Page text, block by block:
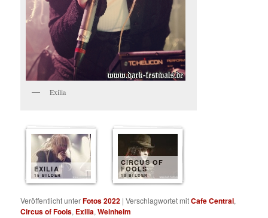
Exilia
EXILIA
15 BILDER
CIRCUS OF
FOOLS
10 BILDER
Veröffentlicht unterFotos 2022 |Verschlagwortet mitCafe Central,
Circus of Fools, Exilia,Weinheim